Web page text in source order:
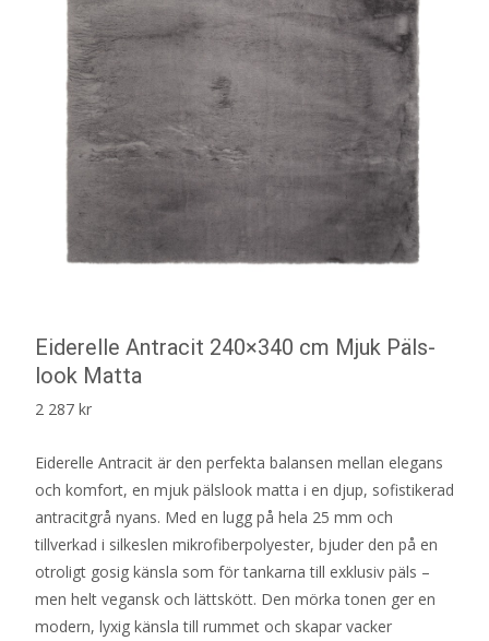
Eiderelle Antracit 240×340 cm Mjuk Päls-
look Matta
2 287 kr
Eiderelle Antracit är den perfekta balansen mellan elegans
och komfort, en mjuk pälslook matta i en djup, sofistikerad
antracitgrå nyans. Med en lugg på hela 25 mm och
tillverkad i silkeslen mikrofiberpolyester, bjuder den på en
otroligt gosig känsla som för tankarna till exklusiv päls –
men helt vegansk och lättskött. Den mörka tonen ger en
modern, lyxig känsla till rummet och skapar vacker